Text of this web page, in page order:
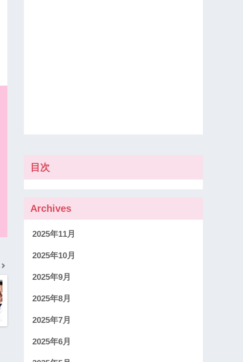
目次
Archives
2025年11月
2025年10月
2025年9月
2025年8月
2025年7月
2025年6月